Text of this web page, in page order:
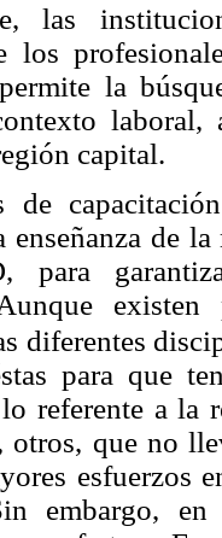
las
los
la
capital.
de
enseñanza de
para
diferentes
para que
referente a la
otros, que no
esfuerzos
embargo,